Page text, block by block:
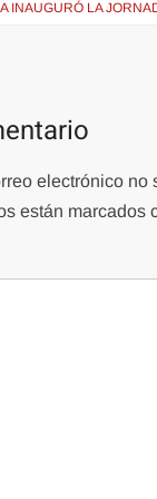
INAUGURÓ LA
electrónico no
están marcados